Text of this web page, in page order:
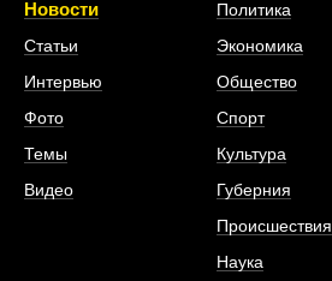
Новости
Статьи
Интервью
Фото
Темы
Видео
Политика
Экономика
Общество
Спорт
Культура
Губерния
Происшествия
Наука